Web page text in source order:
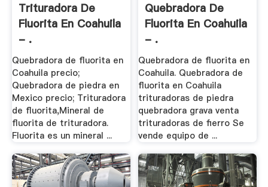
Trituradora De
Fluorita En Coahuila
- .
Quebradora de fluorita en
Coahuila precio;
Quebradora de piedra en
Mexico precio; Trituradora
de fluorita,Mineral de
fluorita de trituradora.
Fluorita es un mineral ...
Quebradora De
Fluorita En Coahuila
- .
Quebradora de fluorita en
Coahuila. Quebradora de
fluorita en Coahuila
trituradoras de piedra
quebradora grava venta
trituradoras de fierro Se
vende equipo de ...